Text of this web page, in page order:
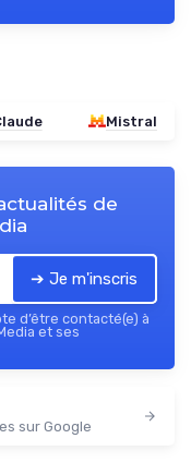
Mistral
de
➔ Je m'inscris
d’être contacté(e) à
et ses
sur Google